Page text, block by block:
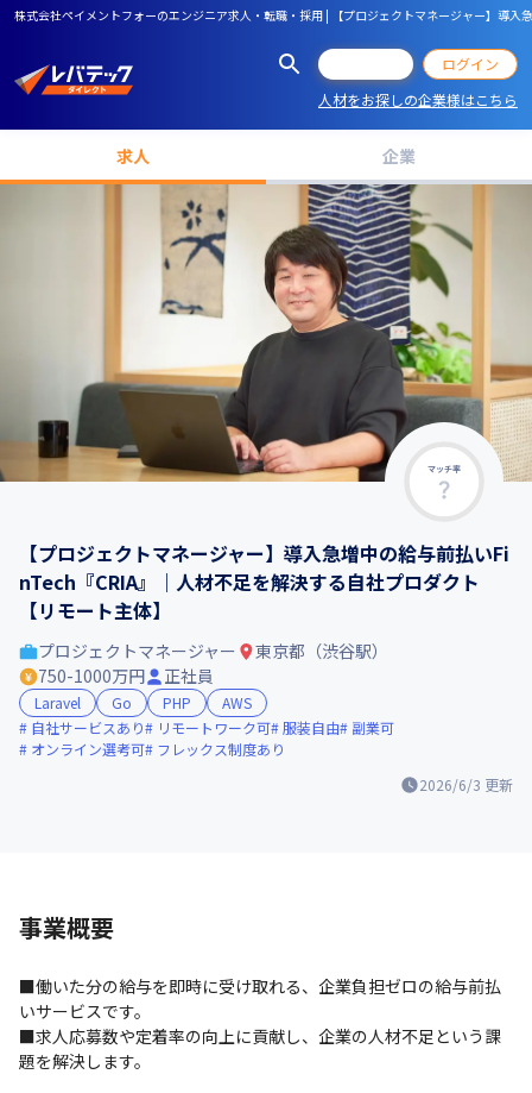
株式会社ペイメントフォーのエンジニア求人・転職・採用 | 【プロジェクトマネージャー】導
ログイン
人材をお探しの企業様はこちら
求人 企業
マッチ率
【プロジェクトマネージャー】導入急増中の給与前払いFi
nTech『CRIA』｜人材不足を解決する自社プロダクト
【リモート主体】
2026/6/3 更新
プロジェクトマネージャー
東京都（渋谷駅）
750-1000万円
正社員
Laravel Go PHP
AWS
自社サービスあり
リモートワーク可 服装自由
副業可
オンライン選考可
フレックス制度あり
事業概要
■働いた分の給与を即時に受け取れる、企業負担ゼロの給与前払
いサービスです。
■求人応募数や定着率の向上に貢献し、企業の人材不足という課
題を解決します。